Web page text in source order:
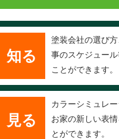
知る
塗装会社の選び
事のスケジュー
ことができます。
見る
カラーシミュレ
お家の新しい表情
とができます。